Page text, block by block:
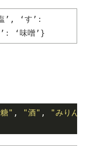
’, ‘す’:
‘味噌’}
" , "酒" , "みりん"